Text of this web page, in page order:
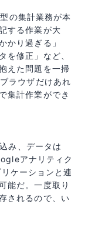
の集計業務が本
する作業が大
かり過ぎる」
を修正」など、
えた問題を一掃
ラウザだけあれ
集計作業ができ
み、データは
アナリティク
ケーションと連
能だ。一度取り
されるので、い